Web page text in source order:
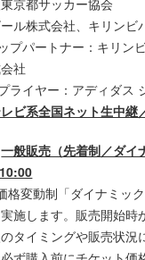
京都サッカー協会
ル株式会社、キリンビ
プパートナー：キリン
社
ライヤー：アディダス
ビ系全国ネット生中継
一般販売（先着制／ダイ
格変動制「ダイナミッ
施します。販売開始時
タイミングや販売状況